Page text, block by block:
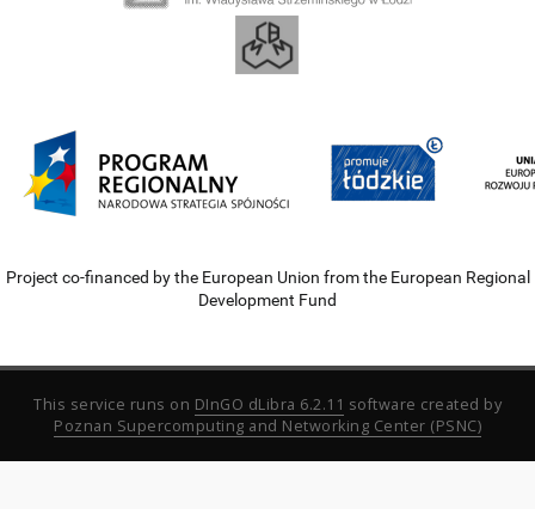
Project co-financed by the European Union from the European Regional
Development Fund
This service runs on DInGO dLibra 6.2.11 software created by
Poznan Supercomputing and Networking Center (PSNC)